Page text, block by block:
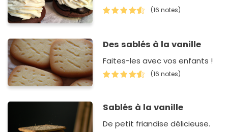
(16 notes)
Des sablés à la vanille
Faites-les avec vos enfants !
(16 notes)
Sablés à la vanille
De petit friandise délicieuse.